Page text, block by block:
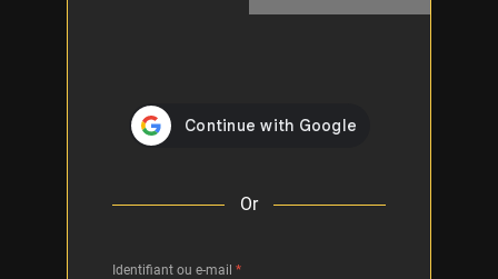
Or
Identifiant ou e-mail *